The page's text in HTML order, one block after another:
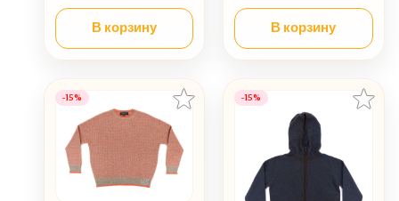
В корзину В корзину
-15% -15%